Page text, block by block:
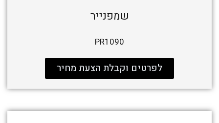
שמפנייר
PR1090
לפרטים וקבלת הצעת מחיר